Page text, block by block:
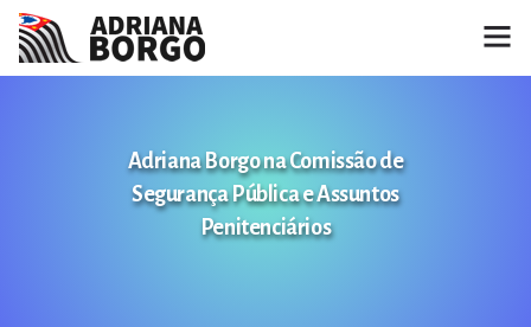
CONHEÇA A ADRIANA
Adriana Borgo na Comissão de
Segurança Pública e Assuntos
Penitenciários